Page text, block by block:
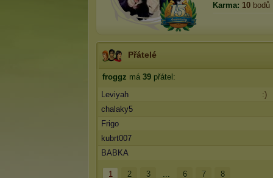
Karma: 10 bodů
Přátelé
froggz má 39 přátel:
Leviyah
:)
chalaky5
Frigo
kubrt007
BABKA
1 2 3 ... 6 7 8